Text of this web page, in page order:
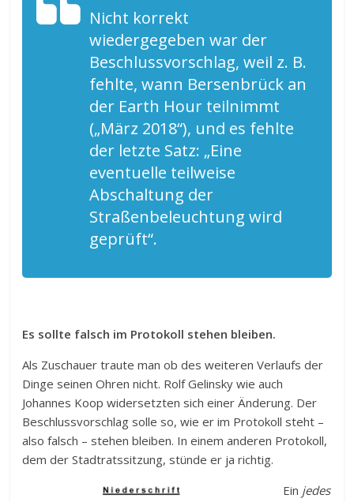
Nicht korrekt
wiedergegeben war der
Beschlussvorschlag, weil z. B.
fehlte, wann Bersenbrück an
der Earth Hour teilnimmt
(„März 2018“), und es fehlte
der letzte Satz: „Eine
eventuelle teilweise
Abschaltung der
Straßenbeleuchtung wird
geprüft“.
Es sollte falsch im Protokoll stehen bleiben.
Als Zuschauer traute man ob des weiteren Verlaufs der
Dinge seinen Ohren nicht. Rolf Gelinsky wie auch
Johannes Koop widersetzten sich einer Änderung. Der
Beschlussvorschlag solle so, wie er im Protokoll steht –
also falsch – stehen bleiben. In einem anderen Protokoll,
dem der Stadtratssitzung, stünde er ja richtig.
Ein jedes